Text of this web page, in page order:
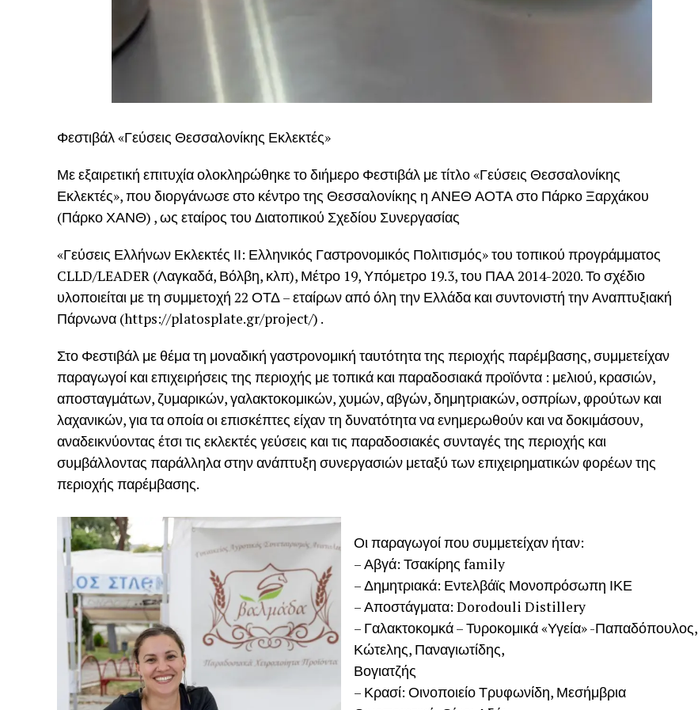
Φεστιβάλ «Γεύσεις Θεσσαλονίκης Εκλεκτές»
Με εξαιρετική επιτυχία ολοκληρώθηκε το διήμερο Φεστιβάλ με τίτλο «Γεύσεις Θεσσαλονίκης
Εκλεκτές», που διοργάνωσε στο κέντρο της Θεσσαλονίκης η ΑΝΕΘ ΑΟΤΑ στο Πάρκο Ξαρχάκου
(Πάρκο ΧΑΝΘ) , ως εταίρος του Διατοπικού Σχεδίου Συνεργασίας
«Γεύσεις Ελλήνων Εκλεκτές ΙΙ: Ελληνικός Γαστρονομικός Πολιτισμός» του τοπικού προγράμματος
CLLD/LEADER (Λαγκαδά, Βόλβη, κλπ), Μέτρο 19, Υπόμετρο 19.3, του ΠΑΑ 2014-2020. Το σχέδιο
υλοποιείται με τη συμμετοχή 22 ΟΤΔ – εταίρων από όλη την Ελλάδα και συντονιστή την Αναπτυξιακή
Πάρνωνα (https://platosplate.gr/project/) .
Στο Φεστιβάλ με θέμα τη μοναδική γαστρονομική ταυτότητα της περιοχής παρέμβασης, συμμετείχαν
παραγωγοί και επιχειρήσεις της περιοχής με τοπικά και παραδοσιακά προϊόντα : μελιού, κρασιών,
αποσταγμάτων, ζυμαρικών, γαλακτοκομικών, χυμών, αβγών, δημητριακών, οσπρίων, φρούτων και
λαχανικών, για τα οποία οι επισκέπτες είχαν τη δυνατότητα να ενημερωθούν και να δοκιμάσουν,
αναδεικνύοντας έτσι τις εκλεκτές γεύσεις και τις παραδοσιακές συνταγές της περιοχής και
συμβάλλοντας παράλληλα στην ανάπτυξη συνεργασιών μεταξύ των επιχειρηματικών φορέων της
περιοχής παρέμβασης.
Οι παραγωγοί που συμμετείχαν ήταν:
– Αβγά: Τσακίρης family
– Δημητριακά: Εντελβάϊς Μονοπρόσωπη ΙΚΕ
– Αποστάγματα: Dorodouli Distillery
– Γαλακτοκομκά – Τυροκομικά «Υγεία» -Παπαδόπουλος,
Κώτελης, Παναγιωτίδης,
Βογιατζής
– Κρασί: Οινοποιείο Τρυφωνίδη, Μεσήμβρια